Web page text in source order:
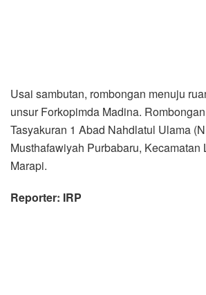
Usai sambutan, rombongan menuju
unsur Forkopimda Madina.
Tasyakuran 1 Abad Nahdlatul Ulama
Musthafawiyah Purbabaru, Kecamatan
Marapi.
Reporter: IRP